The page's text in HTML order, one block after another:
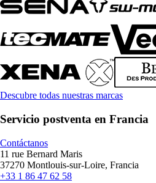
Descubre todas nuestras marcas
Servicio postventa en Francia
Contáctanos
11 rue Bernard Maris
37270 Montlouis-sur-Loire, Francia
+33 1 86 47 62 58